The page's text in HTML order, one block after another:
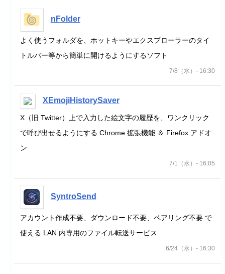
nFolder
よく使うフォルダを、ホットキーやエクスプローラーのタイ
トルバー等から簡単に開けるようにするソフト
7/8（水）- 16:30
XEmojiHistorySaver
X（旧 Twitter）上で入力した絵文字の履歴を、ワンクリック
で呼び出せるようにする Chrome 拡張機能 ＆ Firefox アドオ
ン
7/1（水）- 16:05
SyntroSend
アカウント作成不要、ダウンロード不要、ペアリング不要 で
使える LAN 内専用のファイル転送サービス
6/24（水）- 16:30